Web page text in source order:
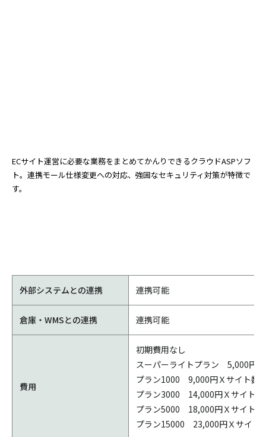
ECサイト運営に必要な業務をまとめてかんりできるクラウドASPソフ
ト。連携モール仕様変更への対応、強固なセキュリティ対策が特徴で
す。
外部システムとの連携 連携可能
倉庫・WMSとの連携 連携可能
費用
初期費用なし
スーパーライトプラン 5,000円
プラン1000 9,000円Ｘサイト数
プラン3000 14,000円Ｘサイト数
プラン5000 18,000円Ｘサイト数
プラン15000 23,000円Ｘサイト